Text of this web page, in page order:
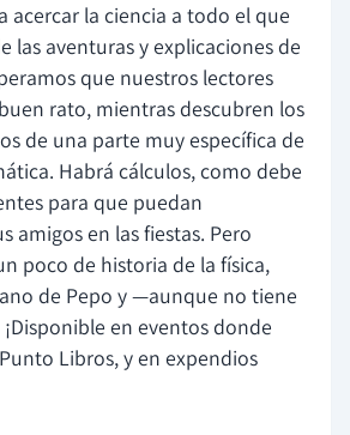
acercar la ciencia a todo el que
las aventuras y explicaciones de
que nuestros lectores
rato, mientras descubren los
de una parte muy específica de
Habrá cálculos, como debe
para que puedan
amigos en las fiestas. Pero
poco de historia de la física,
de Pepo y —aunque no tiene
en eventos donde
Libros, y en expendios